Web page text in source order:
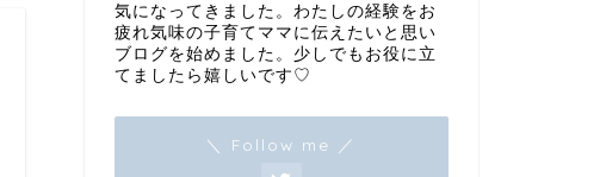
気になってきました。わたしの経験をお
疲れ気味の子育てママに伝えたいと思い
ブログを始めました。少しでもお役に立
てましたら嬉しいです♡
＼ Follow me ／